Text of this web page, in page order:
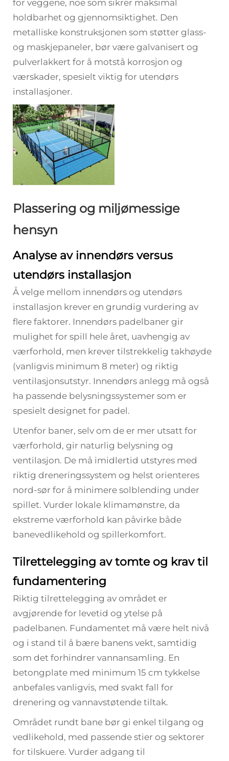
for veggene, noe som sikrer maksimal
holdbarhet og gjennomsiktighet. Den
metalliske konstruksjonen som støtter glass-
og maskjepaneler, bør være galvanisert og
pulverlakkert for å motstå korrosjon og
værskader, spesielt viktig for utendørs
installasjoner.
Plassering og miljømessige
hensyn
Analyse av innendørs versus
utendørs installasjon
Å velge mellom innendørs og utendørs
installasjon krever en grundig vurdering av
flere faktorer. Innendørs padelbaner gir
mulighet for spill hele året, uavhengig av
værforhold, men krever tilstrekkelig takhøyde
(vanligvis minimum 8 meter) og riktig
ventilasjonsutstyr. Innendørs anlegg må også
ha passende belysningssystemer som er
spesielt designet for padel.
Utenfor baner, selv om de er mer utsatt for
værforhold, gir naturlig belysning og
ventilasjon. De må imidlertid utstyres med
riktig dreneringssystem og helst orienteres
nord-sør for å minimere solblending under
spillet. Vurder lokale klimamønstre, da
ekstreme værforhold kan påvirke både
banevedlikehold og spillerkomfort.
Tilrettelegging av tomte og krav til
fundamentering
Riktig tilrettelegging av området er
avgjørende for levetid og ytelse på
padelbanen. Fundamentet må være helt nivå
og i stand til å bære banens vekt, samtidig
som det forhindrer vannansamling. En
betongplate med minimum 15 cm tykkelse
anbefales vanligvis, med svakt fall for
drenering og vannavstøtende tiltak.
Området rundt bane bør gi enkel tilgang og
vedlikehold, med passende stier og sektorer
for tilskuere. Vurder adgang til